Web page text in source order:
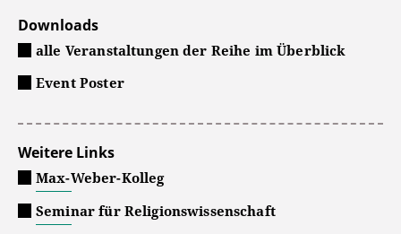
Downloads
alle Veranstaltungen der Reihe im Überblick
Event Poster
Weitere Links
Max-Weber-Kolleg
Seminar für Religionswissenschaft